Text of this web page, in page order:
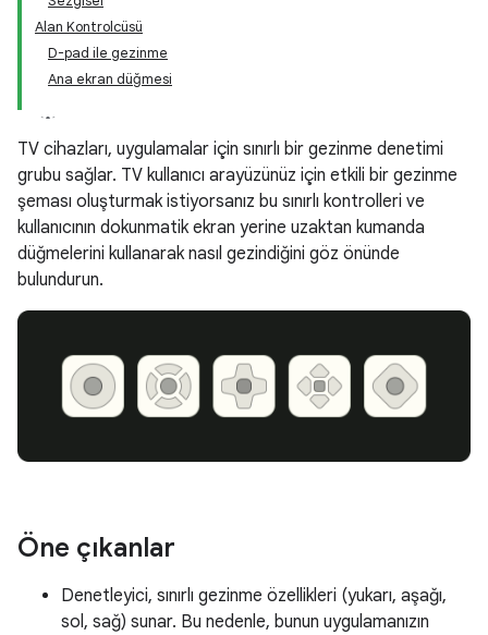
Alan Kontrolcüsü
D-pad ile gezinme
Ana ekran düğmesi
TV cihazları, uygulamalar için sınırlı bir gezinme denetimi
grubu sağlar. TV kullanıcı arayüzünüz için etkili bir gezinme
şeması oluşturmak istiyorsanız bu sınırlı kontrolleri ve
kullanıcının dokunmatik ekran yerine uzaktan kumanda
düğmelerini kullanarak nasıl gezindiğini göz önünde
bulundurun.
Öne çıkanlar
Denetleyici, sınırlı gezinme özellikleri (yukarı, aşağı,
sol, sağ) sunar. Bu nedenle, bunun uygulamanızın